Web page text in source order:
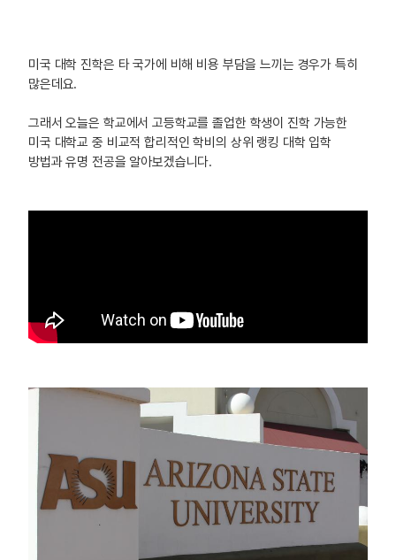
미국 대학 진학은 타 국가에 비해 비용 부담을 느끼는 경우가 특히
많은데요.
그래서 오늘은 학교에서 고등학교를 졸업한 학생이 진학 가능한
미국 대학교 중 비교적 합리적인 학비의 상위 랭킹 대학 입학
방법과 유명 전공을 알아보겠습니다.